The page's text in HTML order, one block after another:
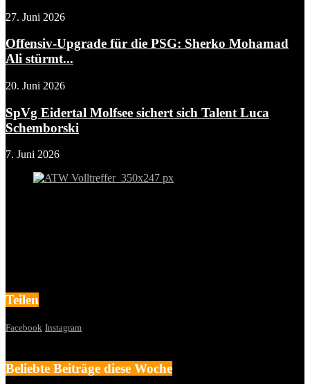
27. Juni 2026
Offensiv-Upgrade für die PSG: Sherko Mohamad
Ali stürmt...
20. Juni 2026
SpVg Eidertal Molfsee sichert sich Talent Luca
Schemborski
7. Juni 2026
Teilen
Facebook Instagram
Beliebte Beiträge diese Woche